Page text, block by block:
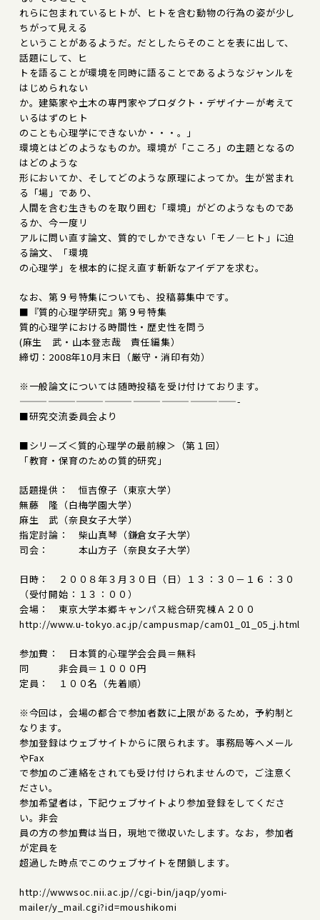
れらに包まれているヒトが、ヒトを含む動物の行為の姿が少し
ちがって見える
ということがあるようだ。だとしたらそのことを表に出して、
話題にして、ヒ
トを語ることが環境を同時に語ることであるようなジャンルを
はじめられない
か。建築家や土木の専門家やプロダクト・デザイナーが考えて
いるはずのヒト
のことも心理学にできないか・・・。」
環境とはどのようなものか。環境が「こころ」の主題となるの
はどのような
形においてか、そしてどのような原理によってか。生が営まれ
る「場」であり、
人間を含む生きものを取り囲む「環境」がどのようなものであ
るか、今一度リ
アルに問い直す論文、質的でしかできない「モノ―ヒト」に迫
る論文、「環境
の心理学」を根本的に捉え直す斬新なアイデアを求む。
なお、第９号特集についても、投稿募集中です。
■『質的心理学研究』第９号特集
質的心理学における時間性・歴史性を問う
(麻生 武・山本登志哉 責任編集）
締切：2008年10月末日（厳守・消印有効）
※一般論文については随時投稿を受け付けております。
———————————————————————-
■研究交流委員会より
■シリーズ＜質的心理学の最前線＞（第１回）
「教育・保育のための質的研究」
話題提供： 恒吉僚子（東京大学）
無藤 隆（白梅学園大学）
麻生 武（奈良女子大学）
指定討論： 柴山真琴（鎌倉女子大学）
司会： 本山方子（奈良女子大学）
日時： ２００８年３月３０日（日）１３：３０－１６：３０
（受付開始：１３：００）
会場： 東京大学本郷キャンパス総合研究棟Ａ２００
http://www.u-tokyo.ac.jp/campusmap/cam01_01_05_j.html
参加費： 日本質的心理学会会員＝無料
同 非会員＝１０００円
定員： １００名（先着順）
※今回は，会場の都合で参加者数に上限があるため，予約制と
なります。
参加登録はウェブサイトからに限られます。事務局等へメール
やFax
で参加のご連絡をされても受け付けられませんので，ご注意く
ださい。
参加希望者は，下記ウェブサイトより参加登録をしてくださ
い。非会
員の方の参加費は当日，現地で徴収いたします。なお，参加者
が定員を
超過した時点でこのウェブサイトを閉鎖します。
http://wwwsoc.nii.ac.jp//cgi-bin/jaqp/yomi-
mailer/y_mail.cgi?id=moushikomi